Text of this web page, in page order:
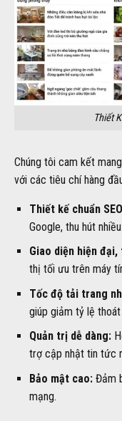
Thiết
Chúng tôi cam kết
với các tiêu chí hàng
Thiết kế chuẩn
Google, thu hút
Giao diện hiện
thị tối ưu trên máy
Tốc độ tải trang
giúp giảm tỷ lệ thoát
Quản trị dễ dàng:
trợ cập nhật tin tức
Bảo mật cao:Đảm
mạng.